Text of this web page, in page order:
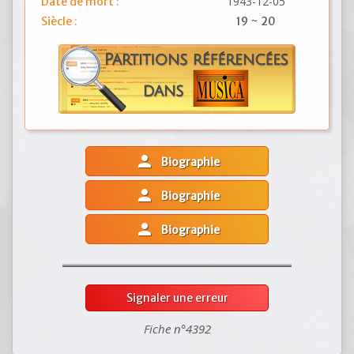
Siècle : 19 ~ 20
person Biographie
person Biographie
person Biographie
Signaler une erreur
Fiche n°4392